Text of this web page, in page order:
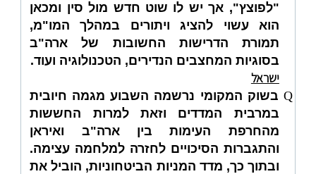
"לפוצץ", אך יש לו שוט חדש מול סין ומכאן
הוא עשוי להציג ויתורים במהלך המו"מ,
תמורת הדרישות החשובות של ארה"ב
בסוגיות המחצבים הנדירים, הטכנולוגיה ועוד.
ישראל
Q בשוק המקומי נרשמה השבוע מגמה חיובית
במרבית המדדים וזאת למרות החששות
מהחרפת העימות בין ארה"ב ואיראן
והתגברות הסיכויים לחזרה למלחמה עצימה.
ובתוך כך, מדד המניות הביטחוניות, הוביל את